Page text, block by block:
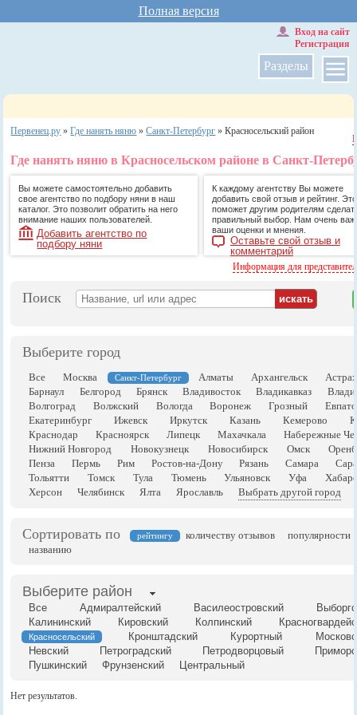
Полная версия
Разделы
Вход на сайт
Регистрация
Первенец.ру »Где нанять няню »Санкт-Петербург »Красносельский район
Где нанять няню в Красносельском районе в Санкт-
Вы можете самостоятельно добавить
свое агентство по подбору няни в наш
каталог. Это позволит обратить на него
внимание наших пользователей.
Добавить агентство по
подбору няни
К каждому агентству Вы можете
добавить свой отзыв и рейтинг. Это
поможет другим родителям
правильный выбор. Нам очень
ваши оценки и мнения.
Оставьте свой отзыв и
комментарий
Информация для
Поиск
Выберите город
Все Москва Санкт-Петербург Алматы Архангельск
Барнаул
Белгород Брянск Владивосток Владикавказ
Волгоград
Волжский Вологда Воронеж Грозный
Екатеринбург
Ижевск Иркутск Казань Кемерово
Краснодар
Красноярск Липецк Махачкала
Набережные
Нижний Новгород
Новокузнецк Новосибирск Омск
Пенза
Пермь Рим Ростов-на-Дону Рязань Самара
Тольятти
Томск Тула Тюмень Ульяновск Уфа
Херсон
Челябинск Ялта Ярославль Выбрать другой город
Сортировать по рейтингу количеству отзывов
популярности
названию
Выберите район
Все Адмиралтейский Василеостровский
Калининский
Кировский Колпинский
Красносельский Кронштадский Курортный
Невский
Петроградский Петродворцовый
Пушкинский
Фрунзенский Центральный
Нет результатов.